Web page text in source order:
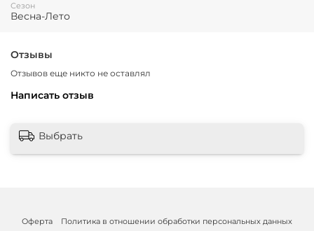
Сезон
Весна-Лето
Отзывы
Отзывов еще никто не оставлял
Написать отзыв
Выбрать
Оферта
Политика в отношении обработки персональных данных